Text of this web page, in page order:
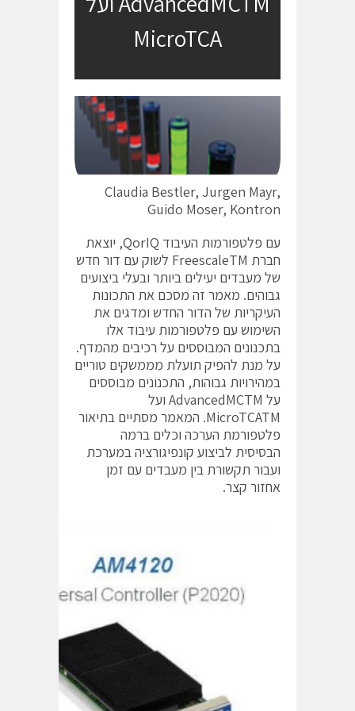
MicroTCA
Claudia Bestler, Jurgen Mayr,
Guido Moser, Kontron
עם פלטפורמות העיבוד QorIQ, יוצאת
חברת FreescaleTM לשוק עם דור חדש
של מעבדים יעילים ביותר ובעלי ביצועים
גבוהים. מאמר זה מסכם את התכונות
העיקריות של הדור החדש ומדגים את
השימוש עם פלטפורמות עיבוד אלו
בתכנונים המבוססים על רכיבים מהמדף.
על מנת להפיק תועלת מממשקים טוריים
במהירויות גבוהות, התכנונים מבוססים
על AdvancedMCTM ועל
MicroTCATM. המאמר מסתיים בתיאור
פלטפורמת הערכה וכלים ברמה
הבסיסית לביצוע קונפיגורציה במערכת
ועבור תקשורת בין מעבדים עם זמן
אחזור קצר.